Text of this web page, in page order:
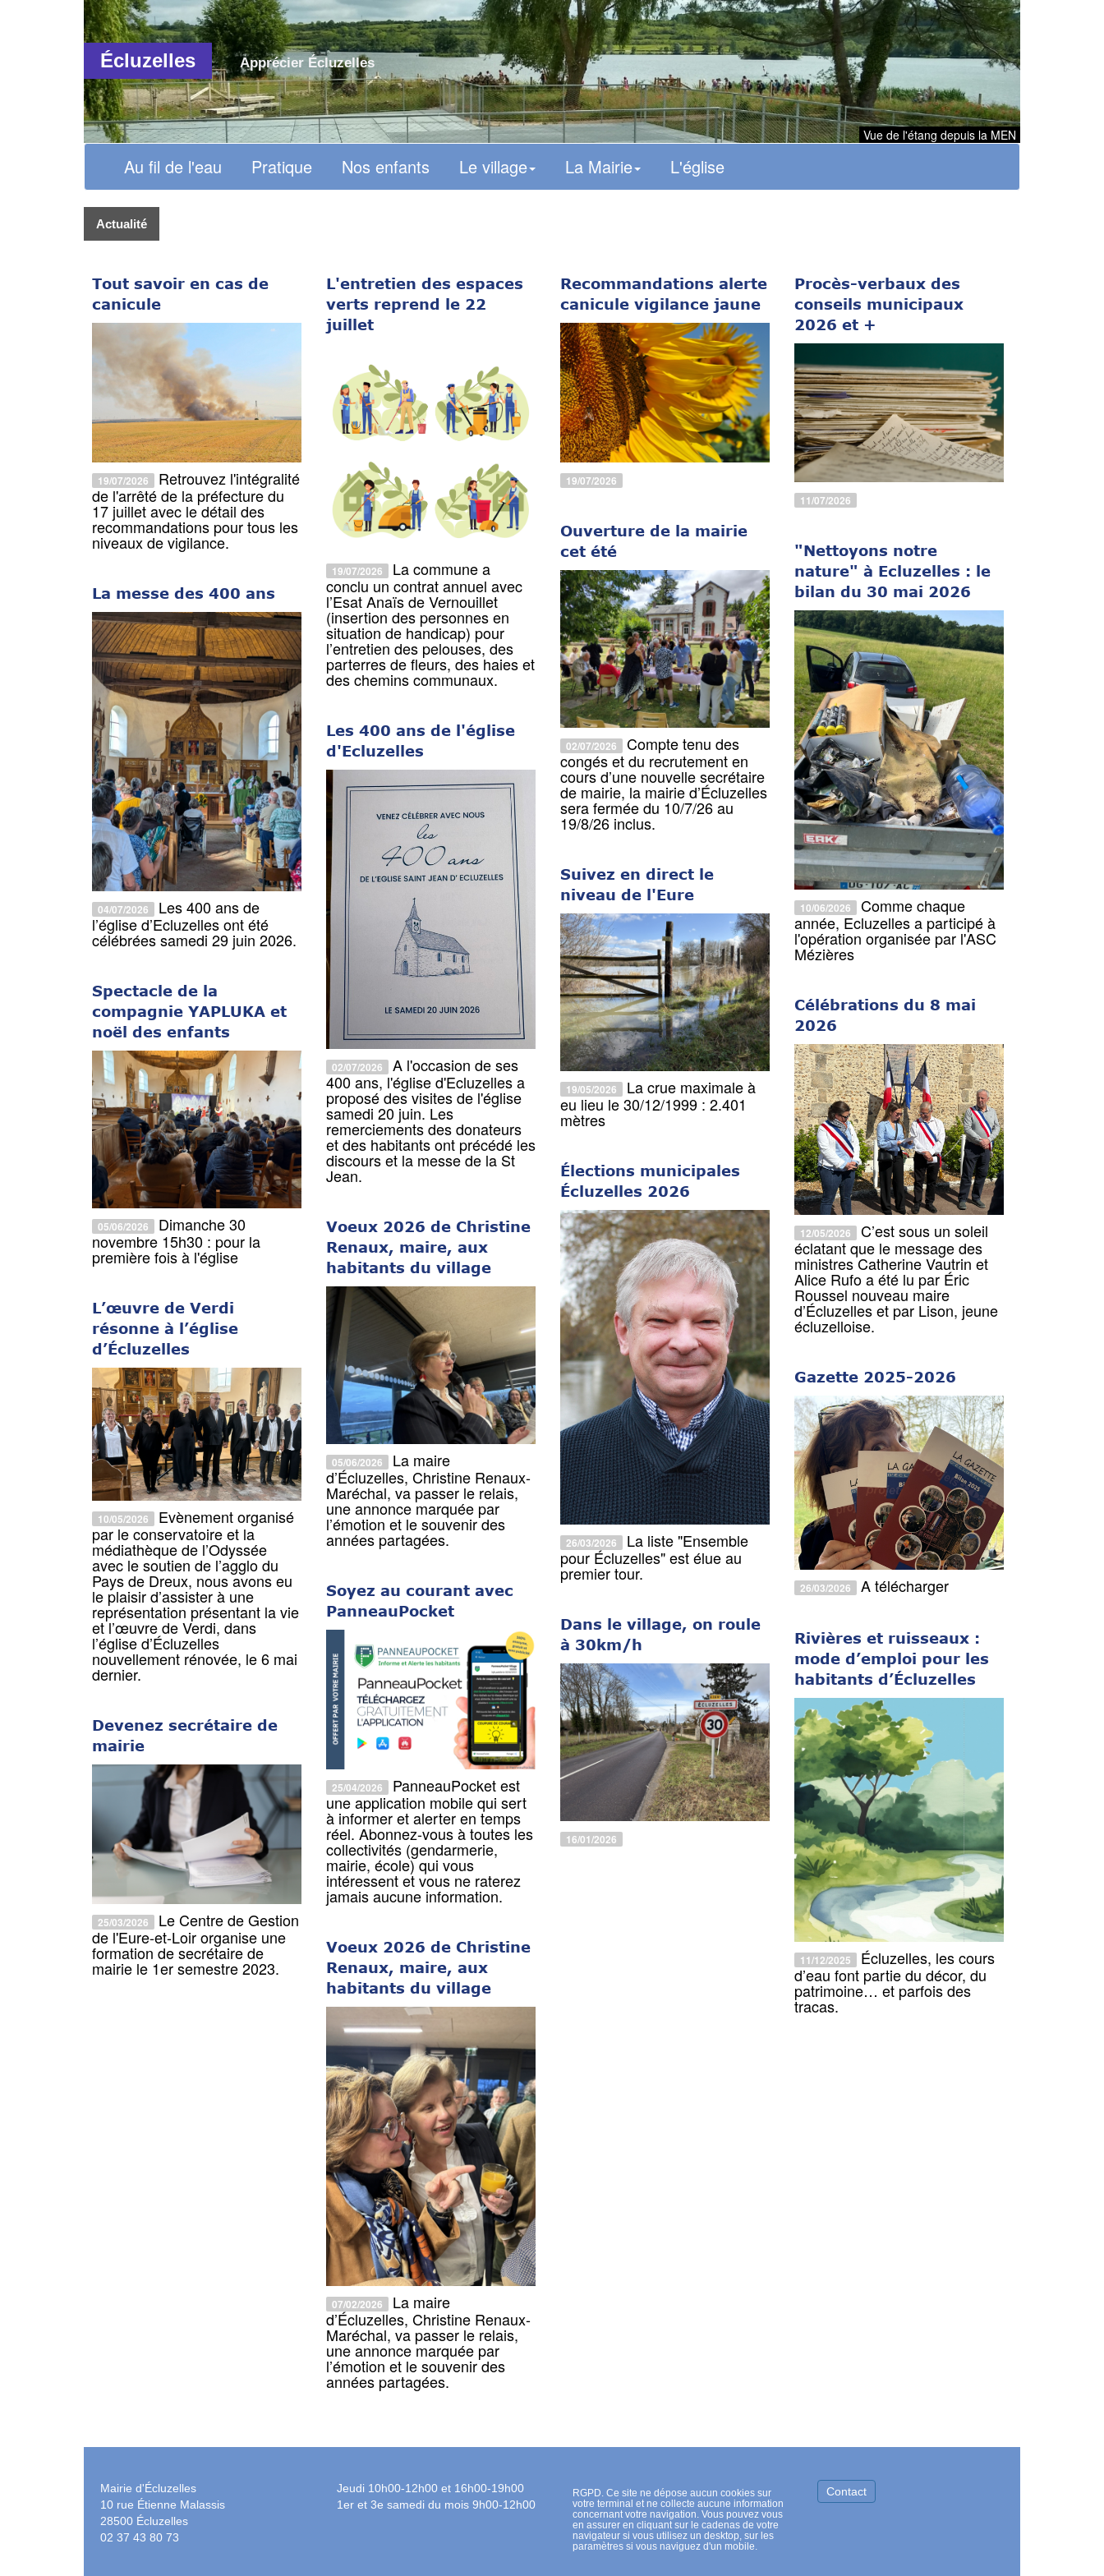
Écluzelles Apprécier Écluzelles
Vue de l'étang depuis la MEN
Au fil de l'eau Pratique Nos enfants Le village La Mairie L'église
Actualité
Tout savoir en cas de
canicule
19/07/2026
Retrouvez l'intégralité
de l'arrêté de la préfecture du
17 juillet avec le détail des
recommandations pour tous les
niveaux de vigilance.
L'entretien des espaces
verts reprend le 22
juillet
19/07/2026
La commune a
conclu un contrat annuel avec
l’Esat Anaïs de Vernouillet
(insertion des personnes en
situation de handicap) pour
l’entretien des pelouses, des
parterres de fleurs, des haies et
des chemins communaux.
Recommandations alerte
canicule vigilance jaune
19/07/2026
Procès-verbaux des
conseils municipaux
2026 et +
11/07/2026
La messe des 400 ans
04/07/2026
Les 400 ans de
l’église d’Ecluzelles ont été
célébrées samedi 29 juin 2026.
Les 400 ans de l'église
d'Ecluzelles
02/07/2026
A l'occasion de ses
400 ans, l'église d'Ecluzelles a
proposé des visites de l'église
samedi 20 juin. Les
remerciements des donateurs
et des habitants ont précédé les
discours et la messe de la St
Jean.
Ouverture de la mairie
cet été
02/07/2026
Compte tenu des
congés et du recrutement en
cours d’une nouvelle secrétaire
de mairie, la mairie d’Écluzelles
sera fermée du 10/7/26 au
19/8/26 inclus.
"Nettoyons notre
nature" à Ecluzelles : le
bilan du 30 mai 2026
10/06/2026
Comme chaque
année, Ecluzelles a participé à
l'opération organisée par l'ASC
Mézières
Spectacle de la
compagnie YAPLUKA et
noël des enfants
05/06/2026
Dimanche 30
novembre 15h30 : pour la
première fois à l'église
Voeux 2026 de Christine
Renaux, maire, aux
habitants du village
05/06/2026
La maire
d’Écluzelles, Christine Renaux-
Maréchal, va passer le relais,
une annonce marquée par
l’émotion et le souvenir des
années partagées.
Suivez en direct le
niveau de l'Eure
19/05/2026
La crue maximale à
eu lieu le 30/12/1999 : 2.401
mètres
Célébrations du 8 mai
2026
12/05/2026
C’est sous un soleil
éclatant que le message des
ministres Catherine Vautrin et
Alice Rufo a été lu par Éric
Roussel nouveau maire
d’Écluzelles et par Lison, jeune
écluzelloise.
L’œuvre de Verdi
résonne à l’église
d’Écluzelles
10/05/2026
Evènement organisé
par le conservatoire et la
médiathèque de l’Odyssée
avec le soutien de l’agglo du
Pays de Dreux, nous avons eu
le plaisir d’assister à une
représentation présentant la vie
et l’œuvre de Verdi, dans
l’église d’Écluzelles
nouvellement rénovée, le 6 mai
dernier.
Soyez au courant avec
PanneauPocket
25/04/2026
PanneauPocket est
une application mobile qui sert
à informer et alerter en temps
réel. Abonnez-vous à toutes les
collectivités (gendarmerie,
mairie, école) qui vous
intéressent et vous ne raterez
jamais aucune information.
Élections municipales
Écluzelles 2026
26/03/2026
La liste "Ensemble
pour Écluzelles" est élue au
premier tour.
Gazette 2025-2026
26/03/2026 A télécharger
Devenez secrétaire de
mairie
25/03/2026
Le Centre de Gestion
de l'Eure-et-Loir organise une
formation de secrétaire de
mairie le 1er semestre 2023.
Voeux 2026 de Christine
Renaux, maire, aux
habitants du village
07/02/2026
La maire
d’Écluzelles, Christine Renaux-
Maréchal, va passer le relais,
une annonce marquée par
l’émotion et le souvenir des
années partagées.
Dans le village, on roule
à 30km/h
16/01/2026
Rivières et ruisseaux :
mode d’emploi pour les
habitants d’Écluzelles
11/12/2025
Écluzelles, les cours
d’eau font partie du décor, du
patrimoine… et parfois des
tracas.
Mairie d'Écluzelles
10 rue Étienne Malassis
28500 Écluzelles
02 37 43 80 73
Jeudi 10h00-12h00 et 16h00-19h00
1er et 3e samedi du mois 9h00-12h00
RGPD. Ce site ne dépose aucun cookies sur
votre terminal et ne collecte aucune information
concernant votre navigation. Vous pouvez vous
en assurer en cliquant sur le cadenas de votre
navigateur si vous utilisez un desktop, sur les
paramètres si vous naviguez d'un mobile.
Contact